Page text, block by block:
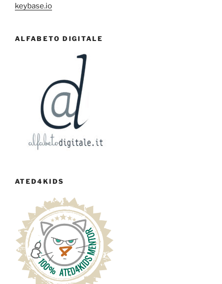
keybase.io
ALFABETO DIGITALE
ATED4KIDS